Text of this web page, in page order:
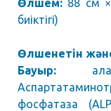
Өлшем: 88 см
биіктігі)
Өлшенетін
Бауыр:
фосфатаза